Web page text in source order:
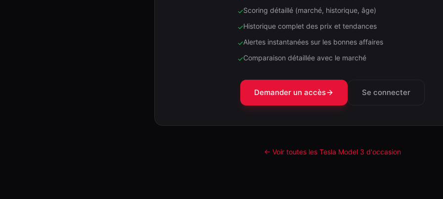
✓Scoring détaillé (marché, historique, âge)
✓Historique complet des prix et tendances
✓Alertes instantanées sur les bonnes affaires
✓Comparaison détaillée avec le marché
Demander un accès Se connecter
← Voir toutes les Tesla Model 3 d'occasion